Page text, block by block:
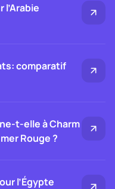
comparatif
t-elle à Charm
Rouge ?
l’Égypte